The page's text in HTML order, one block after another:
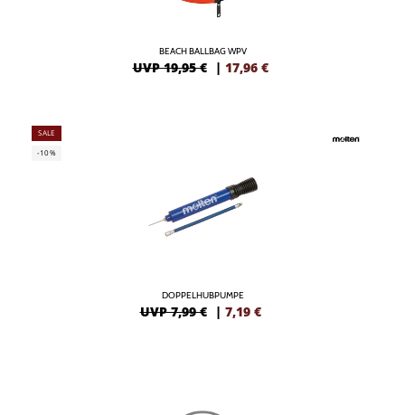
BEACH BALLBAG WPV
UVP 19,95 € | 17,96 €
SALE
-10%
DOPPELHUBPUMPE
UVP 7,99 € | 7,19 €